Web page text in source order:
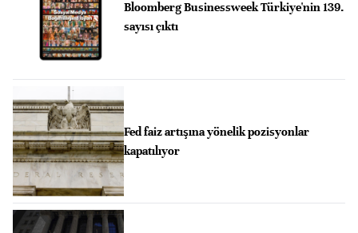
Bloomberg Businessweek Türkiye'nin 139.
sayısı çıktı
Fed faiz artışına yönelik pozisyonlar
kapatılıyor